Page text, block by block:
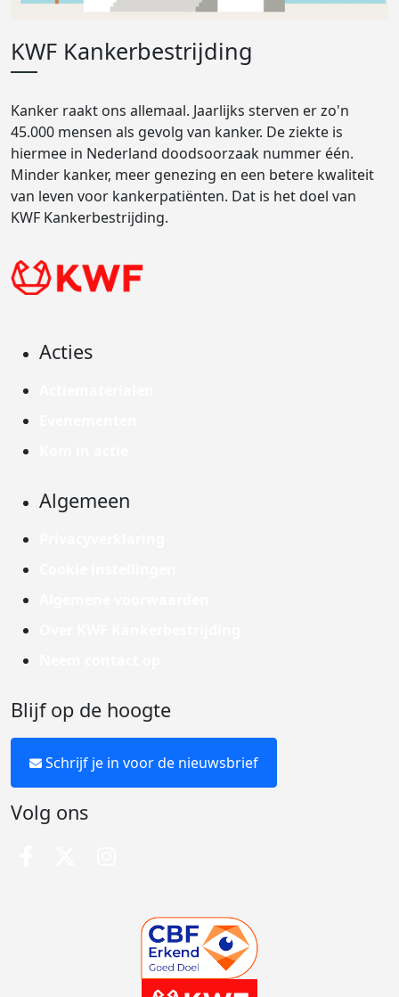
KWF Kankerbestrijding
Kanker raakt ons allemaal. Jaarlijks sterven er zo'n
45.000 mensen als gevolg van kanker. De ziekte is
hiermee in Nederland doodsoorzaak nummer één.
Minder kanker, meer genezing en een betere kwaliteit
van leven voor kankerpatiënten. Dat is het doel van
KWF Kankerbestrijding.
Acties
Algemeen
Blijf op de hoogte
Schrijf je in voor de nieuwsbrief
Volg ons